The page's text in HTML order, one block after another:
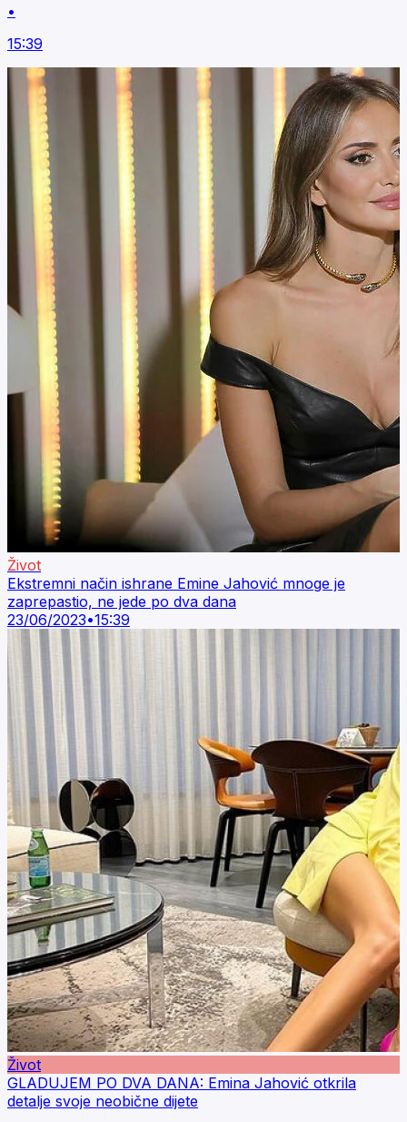
•
15:39
Život
Ekstremni način ishrane Emine Jahović mnoge je
zaprepastio, ne jede po dva dana
23/06/2023•15:39
Život
GLADUJEM PO DVA DANA: Emina Jahović otkrila
detalje svoje neobične dijete